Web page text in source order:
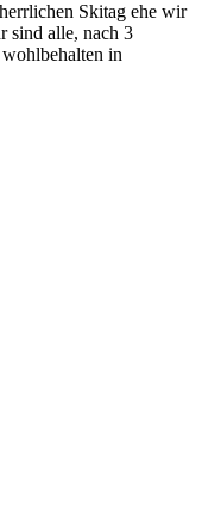
Skitag ehe wir
sind alle, nach 3
in